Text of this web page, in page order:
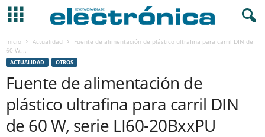
Inicio Actualidad
Fuente de alimentación de plástico ultrafina para carril DIN de
60 W,...
ACTUALIDAD OTROS
Fuente de alimentación de
plástico ultrafina para carril DIN
de 60 W, serie LI60-20BxxPU